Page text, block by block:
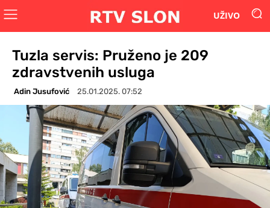
UŽIVO
Tuzla servis: Pruženo je 209
zdravstvenih usluga
Adin Jusufović 25.01.2025. 07:52